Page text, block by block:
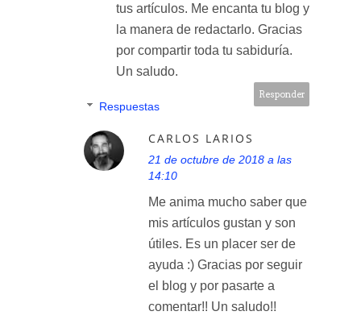
tus artículos. Me encanta tu blog y
la manera de redactarlo. Gracias
por compartir toda tu sabiduría.
Un saludo.
Responder
Respuestas
CARLOS LARIOS
21 de octubre de 2018 a las
14:10
Me anima mucho saber que
mis artículos gustan y son
útiles. Es un placer ser de
ayuda :) Gracias por seguir
el blog y por pasarte a
comentar!! Un saludo!!